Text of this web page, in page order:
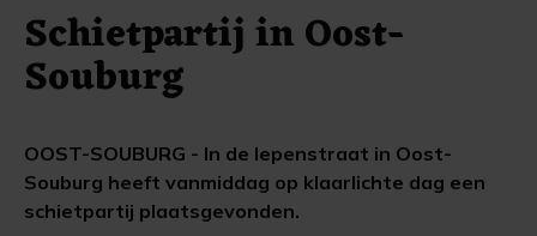
Schietpartij in Oost-
Souburg
OOST-SOUBURG - In de Iepenstraat in Oost-
Souburg heeft vanmiddag op klaarlichte dag een
schietpartij plaatsgevonden.